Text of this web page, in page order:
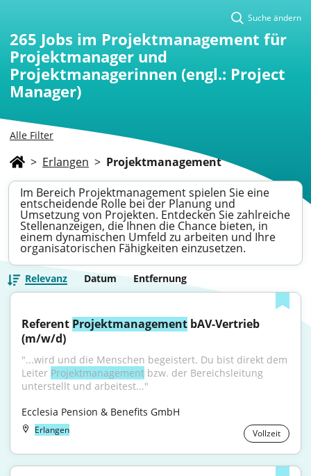
Alle Filter
Suche ändern
265 Jobs im Projektmanagement für
Projektmanager und
Projektmanagerinnen (engl.: Project
Manager)
> Erlangen > Projektmanagement
Im Bereich Projektmanagement spielen Sie eine
entscheidende Rolle bei der Planung und
Umsetzung von Projekten. Entdecken Sie zahlreiche
Stellenanzeigen, die Ihnen die Chance bieten, in
einem dynamischen Umfeld zu arbeiten und Ihre
organisatorischen Fähigkeiten einzusetzen.
Relevanz Datum Entfernung
Referent Projektmanagement bAV-Vertrieb
(m/w/d)
"...wird und die Menschen begeistert. Du bist direkt dem
Leiter Projektmanagement bzw. der Bereichsleitung
unterstellt und arbeitest..."
Ecclesia Pension & Benefits GmbH
Erlangen Vollzeit